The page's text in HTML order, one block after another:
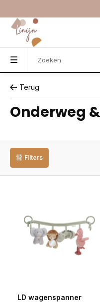
Terug
Onderweg
Filters
LD wagenspanner